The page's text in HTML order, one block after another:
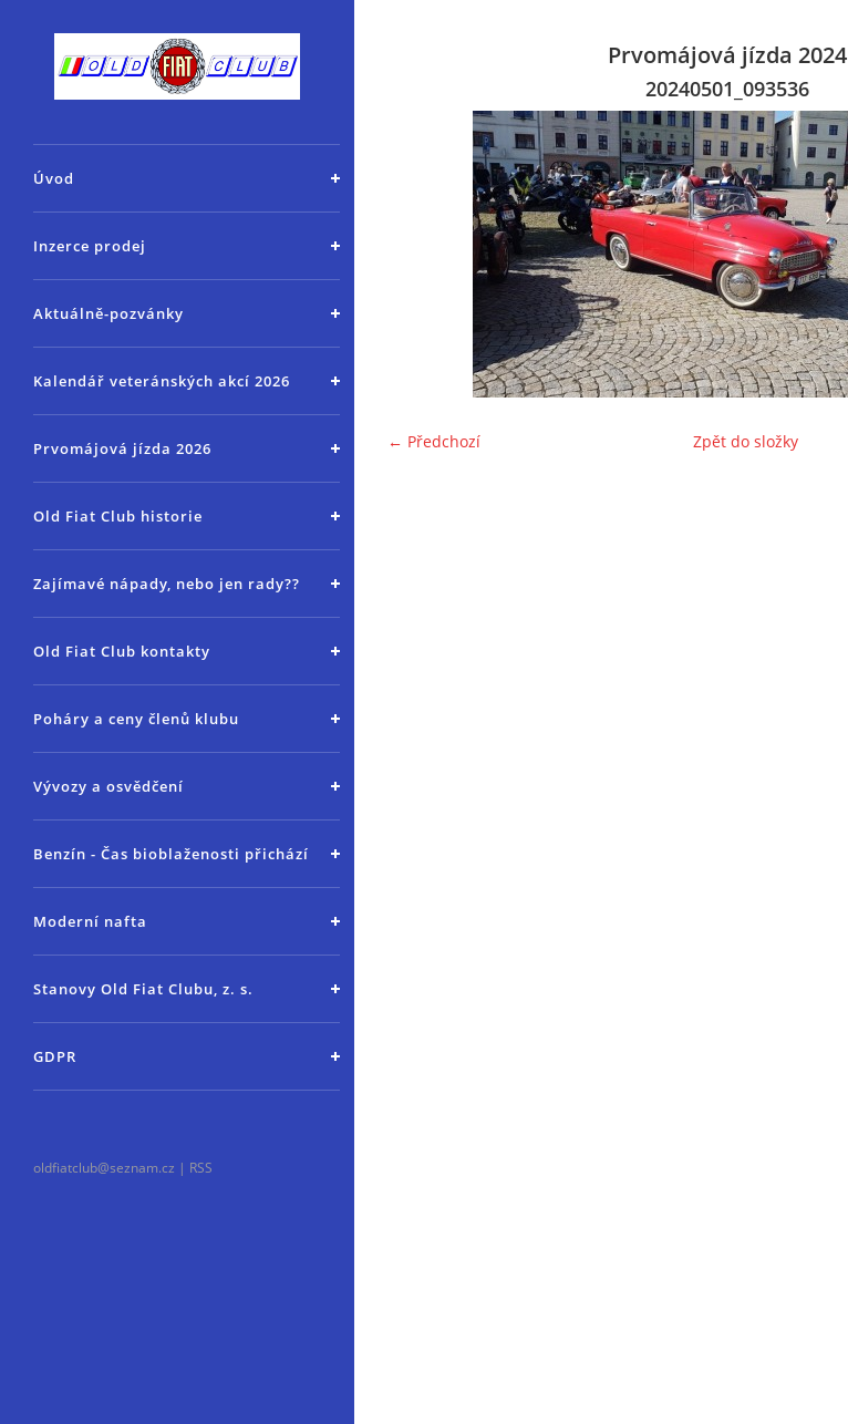
Úvod
Inzerce prodej
Aktuálně-pozvánky
Kalendář veteránských akcí 2026
Prvomájová jízda 2026
Old Fiat Club historie
Zajímavé nápady, nebo jen rady??
Old Fiat Club kontakty
Poháry a ceny členů klubu
Vývozy a osvědčení
Benzín - Čas bioblaženosti přichází
Moderní nafta
Stanovy Old Fiat Clubu, z. s.
GDPR
oldfiatclub@seznam.cz | RSS
Prvomájová jízda 2024
20240501_093536
← Předchozí Zpět do složky